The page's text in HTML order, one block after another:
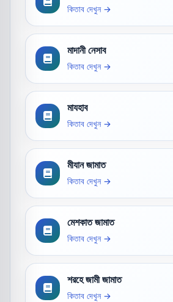
কিতাব দেখুন →
মাদানী নেসাব
কিতাব দেখুন →
মাযহাব
কিতাব দেখুন →
মীযান জামাত
কিতাব দেখুন →
মেশকাত জামাত
কিতাব দেখুন →
শরহে জামী জামাত
কিতাব দেখুন →